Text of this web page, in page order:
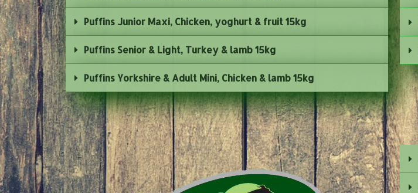
Puffins Junior Maxi, Chicken, yoghurt & fruit 15kg
Puffins Senior & Light, Turkey & lamb 15kg
Puffins Yorkshire & Adult Mini, Chicken & lamb 15kg